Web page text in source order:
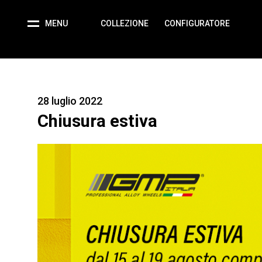
MENU COLLEZIONE CONFIGURATORE
28 luglio 2022
Chiusura estiva